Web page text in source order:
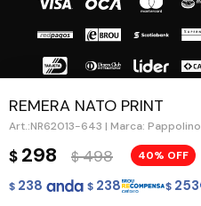
REMERA NATO PRINT
NR62013-643 | Marca: Pappolino
$ 298 $ 498 40
$ 238 $ 238 $ 253